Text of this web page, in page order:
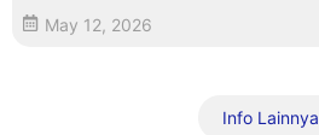
May 12, 2026
Info Lainnya